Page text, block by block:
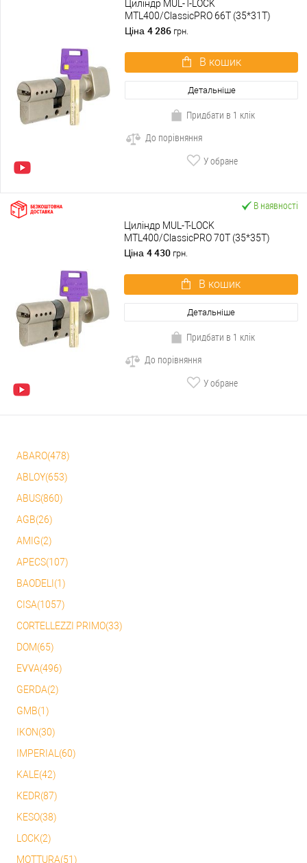
Циліндр MUL-T-LOCK
MTL400/ClassicPRO 66T (35*31T)
нікель сатин
Ціна 4 286 грн.
В кошик
Детальніше
Придбати в 1 клік
До порівняння
У обране
В наявності
Циліндр MUL-T-LOCK
MTL400/ClassicPRO 70T (35*35T)
нікель сатин
Ціна 4 430 грн.
В кошик
Детальніше
Придбати в 1 клік
До порівняння
У обране
ABARO(478)
ABLOY(653)
ABUS(860)
AGB(26)
AMIG(2)
APECS(107)
BAODELI(1)
CISA(1057)
CORTELLEZZI PRIMO(33)
DOM(65)
EVVA(496)
GERDA(2)
GMB(1)
IKON(30)
IMPERIAL(60)
KALE(42)
KEDR(87)
KESO(38)
LOCK(2)
MOTTURA(51)